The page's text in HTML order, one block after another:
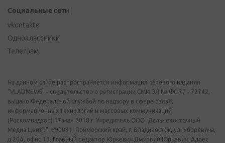
Социальные сети
vkontakte
Одноклассники
Телеграм
На данном сайте распространяется информация сетевого издания
"VLADNEWS" - свидетельство о регистрации СМИ ЭЛ № ФС 77 - 72742,
выдано Федеральной службой по надзору в сфере связи,
информационных технологий и массовых коммуникаций
(Роскомнадзор) 17 мая 2018 г. Учредитель ООО "Дальневосточный
Медиа Центр". 690091, Приморский край, г. Владивосток, ул. Уборевича,
д.20А, офис 13. Главный редактор Юркевич Дмитрий Юрьевич. Адрес